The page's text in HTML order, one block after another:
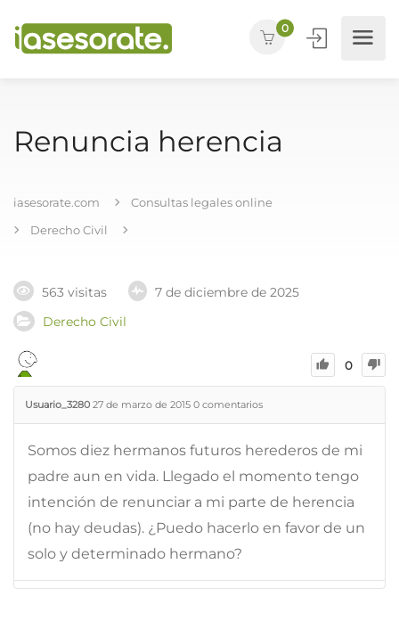
0
Renuncia herencia
iasesorate.com
Consultas legales online
Derecho Civil
563 visitas
7 de diciembre de 2025
Derecho Civil
0
Usuario_3280 27 de marzo de 2015 0 comentarios
Somos diez hermanos futuros herederos de mi
padre aun en vida. Llegado el momento tengo
intención de renunciar a mi parte de herencia
(no hay deudas). ¿Puedo hacerlo en favor de un
solo y determinado hermano?